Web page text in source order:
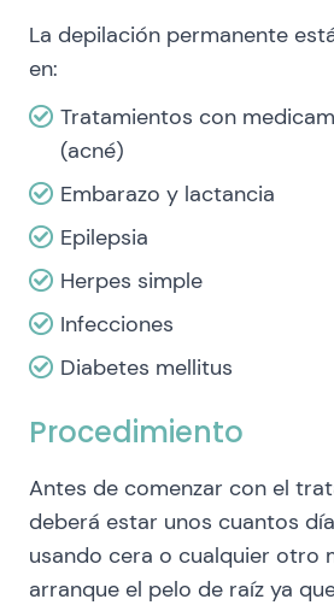
La depilación permanente
en:
Tratamientos con
(acné)
Embarazo y lactancia
Epilepsia
Herpes simple
Infecciones
Diabetes mellitus
Procedimiento
Antes de comenzar con el
deberá estar unos cuantos
usando cera o cualquier otro
arranque el pelo de raíz ya